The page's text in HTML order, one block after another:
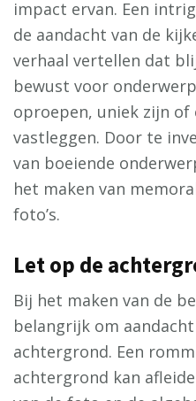
impact ervan. Een
de aandacht van de
verhaal vertellen dat
bewust voor
oproepen, uniek zijn
vastleggen. Door te
van boeiende
het maken van
foto’s.
Let op de
Bij het maken van de
belangrijk om
achtergrond. Een
achtergrond kan